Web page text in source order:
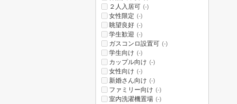
２人入居可 (-)
女性限定 (-)
眺望良好 (-)
学生歓迎 (-)
ガスコンロ設置可 (-)
学生向け (-)
カップル向け (-)
女性向け (-)
新婚さん向け (-)
ファミリー向け (-)
室内洗濯機置場 (-)